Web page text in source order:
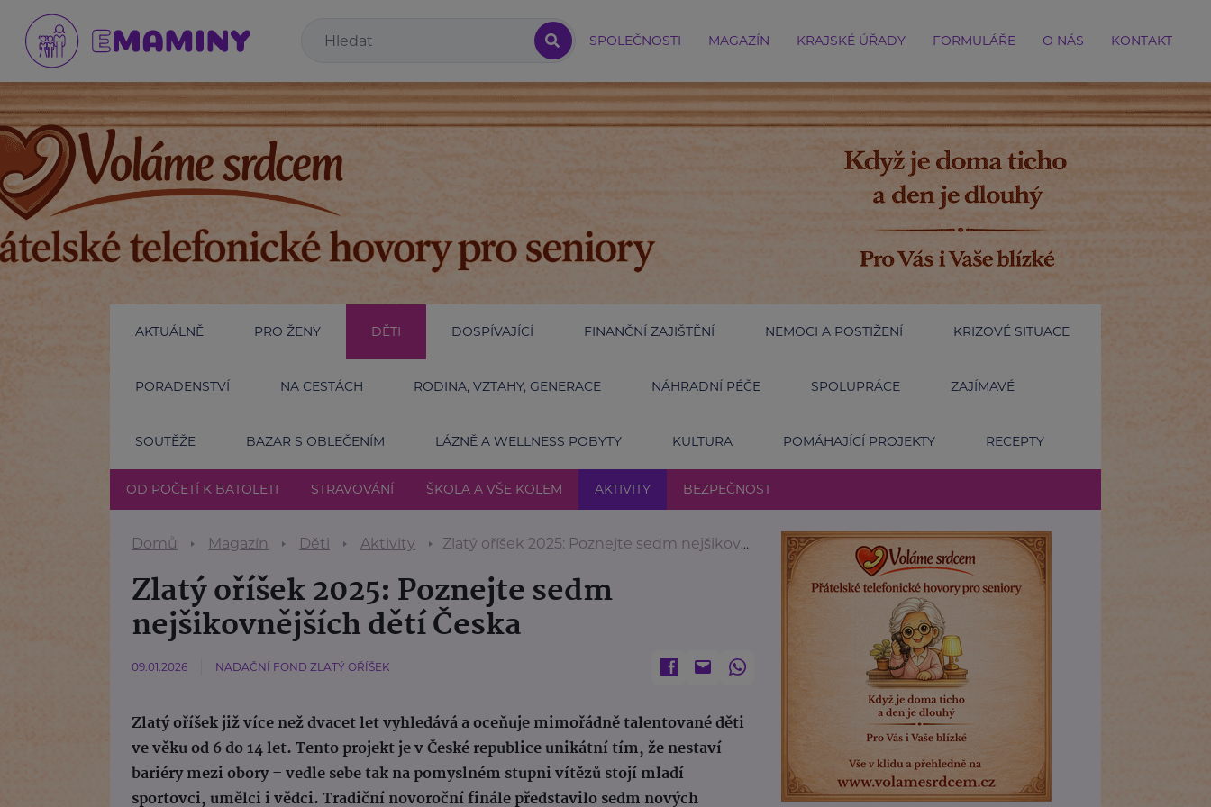
SPOLEČNOSTI MAGAZÍN KRAJSKÉ ÚŘADY FORMULÁŘE O NÁS KONTAKT
AKTUÁLNĚ PRO ŽENY DĚTI DOSPÍVAJÍCÍ FINANČNÍ ZAJIŠTĚNÍ NEMOCI A POSTIŽENÍ KRIZOVÉ SITUACE
PORADENSTVÍ NA CESTÁCH RODINA, VZTAHY, GENERACE NÁHRADNÍ PÉČE SPOLUPRÁCE ZAJÍMAVÉ
SOUTĚŽE BAZAR S OBLEČENÍM LÁZNĚ A WELLNESS POBYTY KULTURA POMÁHAJÍCÍ PROJEKTY RECEPTY
OD POČETÍ K BATOLETI STRAVOVÁNÍ ŠKOLA A VŠE KOLEM AKTIVITY BEZPEČNOST
Domů Magazín Děti Aktivity Zlatý oříšek 2025: Poznejte sedm nejšikovnějších dětí Česka
Zlatý oříšek 2025: Poznejte sedm
nejšikovnějších dětí Česka
09.01.2026 NADAČNÍ FOND ZLATÝ OŘÍŠEK
Zlatý oříšek již více než dvacet let vyhledává a oceňuje mimořádně talentované děti
ve věku od 6 do 14 let. Tento projekt je v České republice unikátní tím, že nestaví
bariéry mezi obory – vedle sebe tak na pomyslném stupni vítězů stojí mladí
sportovci, umělci i vědci. Tradiční novoroční finále představilo sedm nových